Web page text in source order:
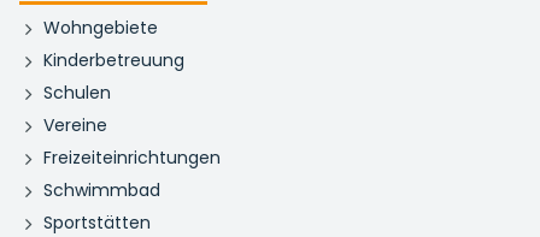
Wohngebiete
Kinderbetreuung
Schulen
Vereine
Freizeiteinrichtungen
Schwimmbad
Sportstätten